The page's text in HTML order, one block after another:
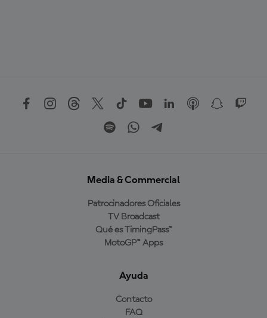
Media & Commercial
Patrocinadores Oficiales
TV Broadcast
Qué es TimingPass™
MotoGP™ Apps
Ayuda
Contacto
FAQ